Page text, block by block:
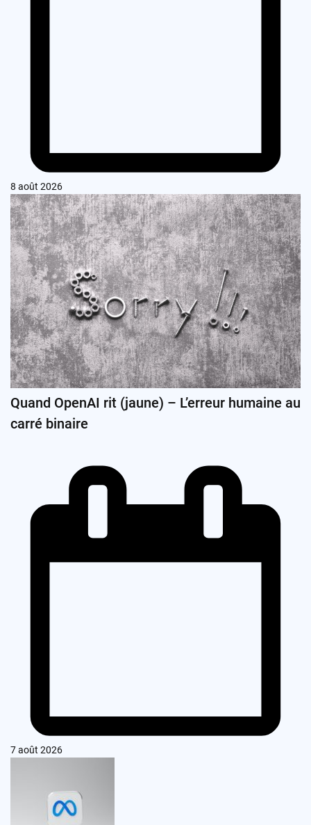
8 août 2026
Quand OpenAI rit (jaune) – L’erreur humaine au
carré binaire
7 août 2026